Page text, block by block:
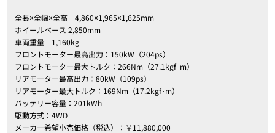
全長×全幅×全高 4,860×1,965×1,625mm
ホイールベース 2,850mm
車両重量 1,160kg
フロントモーター最高出力：150kW（204ps）
フロントモーター最大トルク：266Nm（27.1kgf･m）
リアモーター最高出力：80kW（109ps）
リアモーター最大トルク：169Nm（17.2kgf･m）
バッテリー容量：201kWh
駆動方式：4WD
メーカー希望小売価格（税込）：￥11,880,000